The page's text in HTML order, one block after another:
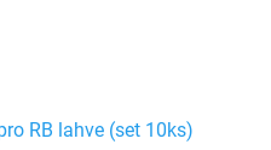
RB lahve (set 10ks)